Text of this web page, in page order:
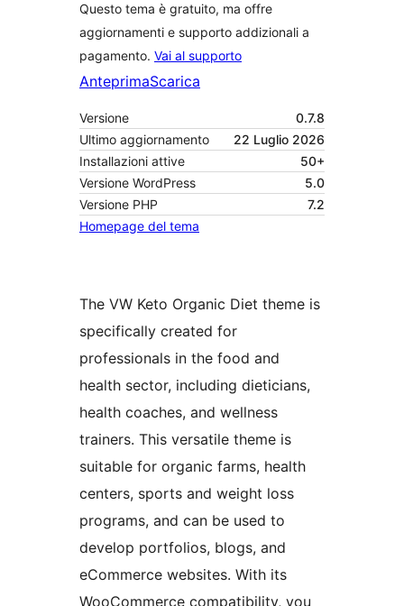
Questo tema è gratuito, ma offre
aggiornamenti e supporto addizionali a
pagamento. Vai al supporto
AnteprimaScarica
Versione
0.7.8
Ultimo aggiornamento
22 Luglio 2026
Installazioni attive
50+
Versione WordPress
5.0
Versione PHP
7.2
Homepage del tema
The VW Keto Organic Diet theme is
specifically created for
professionals in the food and
health sector, including dieticians,
health coaches, and wellness
trainers. This versatile theme is
suitable for organic farms, health
centers, sports and weight loss
programs, and can be used to
develop portfolios, blogs, and
eCommerce websites. With its
WooCommerce compatibility, you